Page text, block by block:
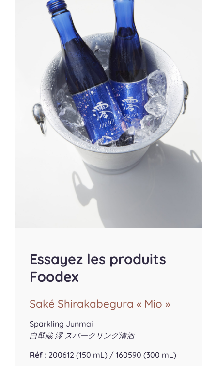
Essayez les produits
Foodex
Saké Shirakabegura « Mio »
Sparkling Junmai
白壁蔵 澪 スパークリング清酒
Réf : 200612 (150 mL) / 160590 (300 mL)